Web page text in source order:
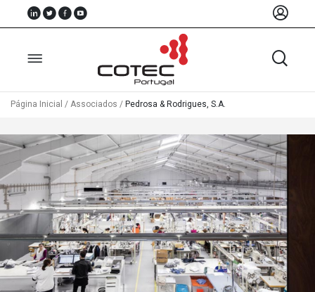
Sobre
Nós
Associados
Recursos
Notícias
Eventos
Página Inicial / Associados / Pedrosa & Rodrigues, S.A.